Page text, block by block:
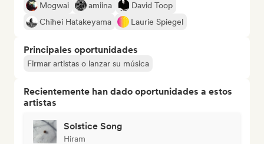
Mogwai
amiina
David Toop
Chihei Hatakeyama
Laurie Spiegel
Principales oportunidades
Firmar artistas o lanzar su música
Recientemente han dado oportunidades a estos
artistas
Solstice Song
Hiram